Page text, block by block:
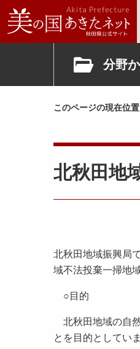
分野
このページの現在位置
北秋田地
北秋田地域振興局
域不法投棄一掃地
○目的
北秋田地域の自
とを目的としていま